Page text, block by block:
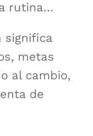
rutina…
significa
metas
al cambio,
de